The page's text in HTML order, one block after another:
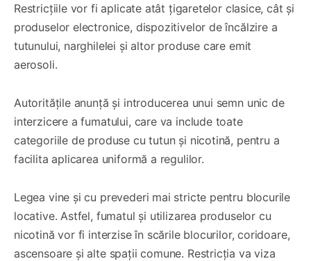
Restricțiile vor fi aplicate atât țigaretelor clasice, cât și
produselor electronice, dispozitivelor de încălzire a
tutunului, narghilelei și altor produse care emit
aerosoli.
Autoritățile anunță și introducerea unui semn unic de
interzicere a fumatului, care va include toate
categoriile de produse cu tutun și nicotină, pentru a
facilita aplicarea uniformă a regulilor.
Legea vine și cu prevederi mai stricte pentru blocurile
locative. Astfel, fumatul și utilizarea produselor cu
nicotină vor fi interzise în scările blocurilor, coridoare,
ascensoare și alte spații comune. Restricția va viza